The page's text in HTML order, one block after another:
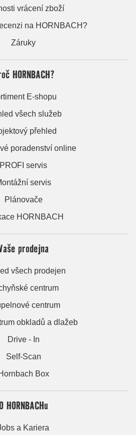
vrácení zboží
na HORNBACH?
Záruky
HORNBACH?
E-shopu
všech služeb
přehled
poradenství online
PROFI servis
servis
Plánovače
HORNBACH
prodejna
všech prodejen
centrum
centrum
obkladů a dlažeb
Drive - In
Self-Scan
Box
HORNBACHu
a Kariera